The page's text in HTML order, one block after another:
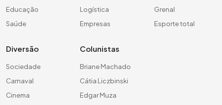
Educação
Saúde
Logística
Empresas
Grenal
Esporte total
Diversão
Sociedade
Carnaval
Cinema
Colunistas
Briane Machado
Cátia Liczbinski
Edgar Muza